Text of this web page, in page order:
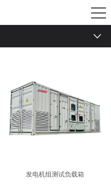
发电机组测试负载箱